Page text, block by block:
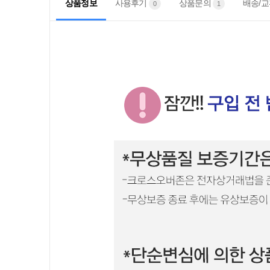
상품정보 사용후기 0 상품문의 1 배송/